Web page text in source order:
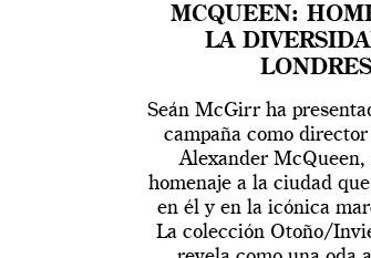
MCQUEEN:
LA
LONDRES
Seán McGirr ha
campaña como
Alexander
homenaje a la ciudad
en él y en la icónica
La colección Otoño/